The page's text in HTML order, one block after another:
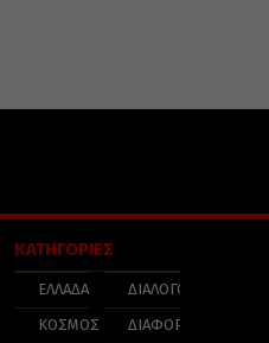
ΚΑΤΗΓΟΡΙΕΣ
ΕΛΛΑΔΑ
ΚΟΣΜΟΣ
ΔΙΑΛΟΓΟΣ
ΔΙΑΦΟΡΑ